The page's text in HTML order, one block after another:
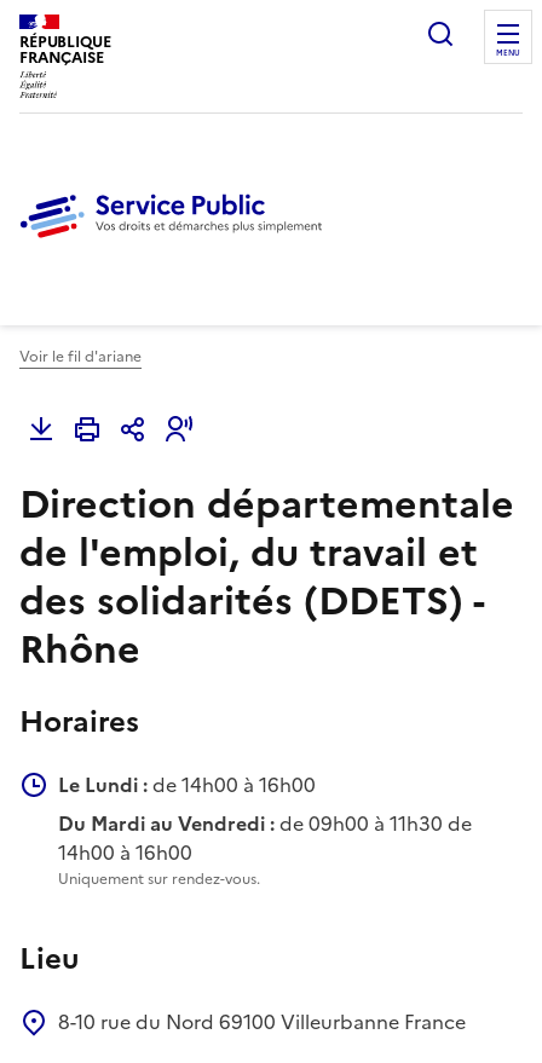
RÉPUBLIQUE
FRANÇAISE
Ouvrir
MENU
Voir le fil d'ariane
Direction départementale
de l'emploi, du travail et
des solidarités (DDETS) -
Rhône
Horaires
Le Lundi :de 14h00 à 16h00
Du Mardi au Vendredi :de 09h00 à 11h30 de
14h00 à 16h00
Uniquement sur rendez-vous.
Lieu
8-10 rue du Nord 69100 Villeurbanne France